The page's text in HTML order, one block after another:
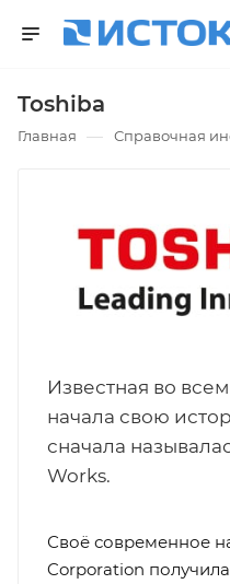
Toshiba
Главная — Справочная
Известная во
начала свою
сначала
Works.
Своё современное
Corporation получила